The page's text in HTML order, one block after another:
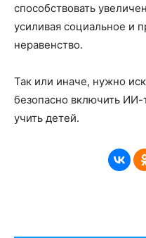
способствовать
усиливая социальное и
неравенство.
Так или иначе, нужно
безопасно включить ИИ-
учить детей.